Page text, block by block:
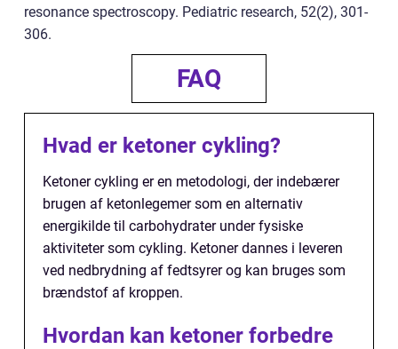
resonance spectroscopy. Pediatric research, 52(2), 301-
306.
FAQ
Hvad er ketoner cykling?
Ketoner cykling er en metodologi, der indebærer
brugen af ketonlegemer som en alternativ
energikilde til carbohydrater under fysiske
aktiviteter som cykling. Ketoner dannes i leveren
ved nedbrydning af fedtsyrer og kan bruges som
brændstof af kroppen.
Hvordan kan ketoner forbedre